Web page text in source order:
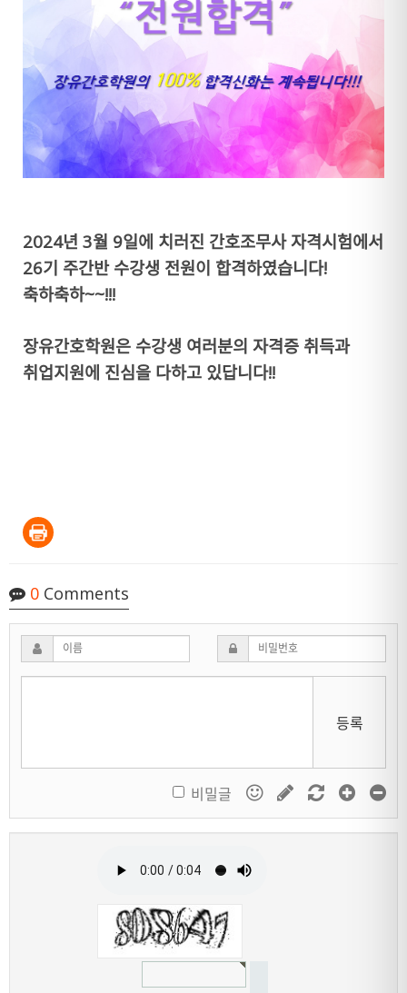
2024년 3월 9일에 치러진 간호조무사 자격시험에서
26기 주간반 수강생 전원이 합격하였습니다!
축하축하~~!!!
장유간호학원은 수강생 여러분의 자격증 취득과
취업지원에 진심을 다하고 있답니다!!
0 Comments
등록
비밀글